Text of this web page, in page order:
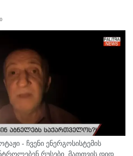
0
- ჩვენი ენერგოსისტემის
რუსები, მათთვის დიდ